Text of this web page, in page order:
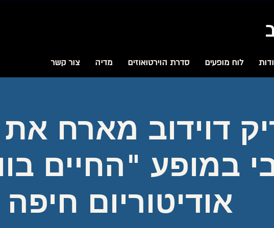
לוח מופעים סדרת הוירטואוזים מדיה צור קשר
דוידוב מארח את
במופע "החיים
אודיטוריום חיפה